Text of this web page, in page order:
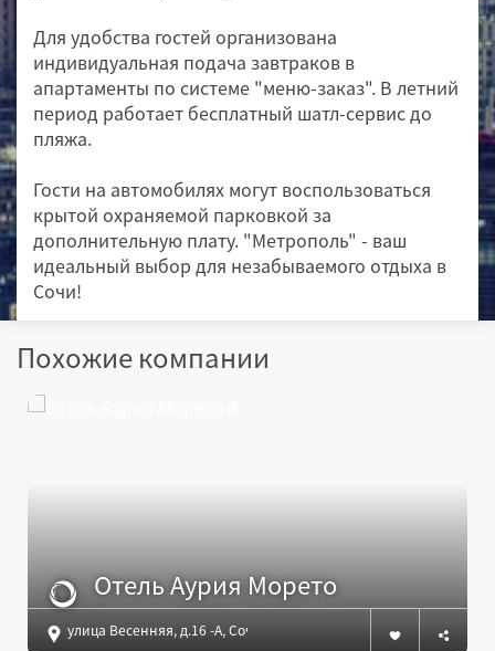
Для удобства гостей организована
индивидуальная подача завтраков в
апартаменты по системе "меню-заказ". В летний
период работает бесплатный шатл-сервис до
пляжа.
Гости на автомобилях могут воспользоваться
крытой охраняемой парковкой за
дополнительную плату. "Метрополь" - ваш
идеальный выбор для незабываемого отдыха в
Сочи!
Похожие компании
Отель Аурия Морето
улица Весенняя, д.16 -А, Сочи